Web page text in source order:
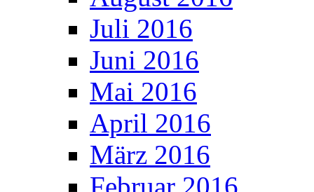
Juli 2016
Juni 2016
Mai 2016
April 2016
März 2016
Februar 2016